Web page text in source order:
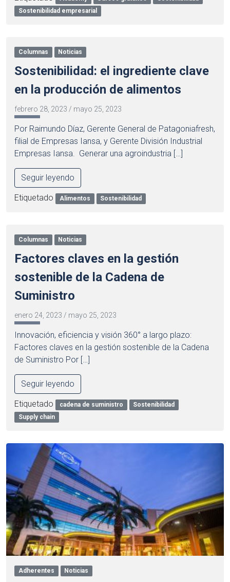
Sostenibilidad empresarial
Columnas Noticias
Sostenibilidad: el ingrediente clave
en la producción de alimentos
febrero 28, 2023 / mayo 25, 2023
Por Raimundo Díaz, Gerente General de Patagoniafresh,
filial de Empresas Iansa, y Gerente División Industrial
Empresas Iansa. Generar una agroindustria […]
Seguir leyendo
Etiquetado Alimentos Sostenibilidad
Columnas Noticias
Factores claves en la gestión
sostenible de la Cadena de
Suministro
enero 24, 2023 / mayo 25, 2023
Innovación, eficiencia y visión 360° a largo plazo:
Factores claves en la gestión sostenible de la Cadena
de Suministro Por […]
Seguir leyendo
Etiquetado cadena de suministro
Sostenibilidad
Supply chain
Adherentes Noticias